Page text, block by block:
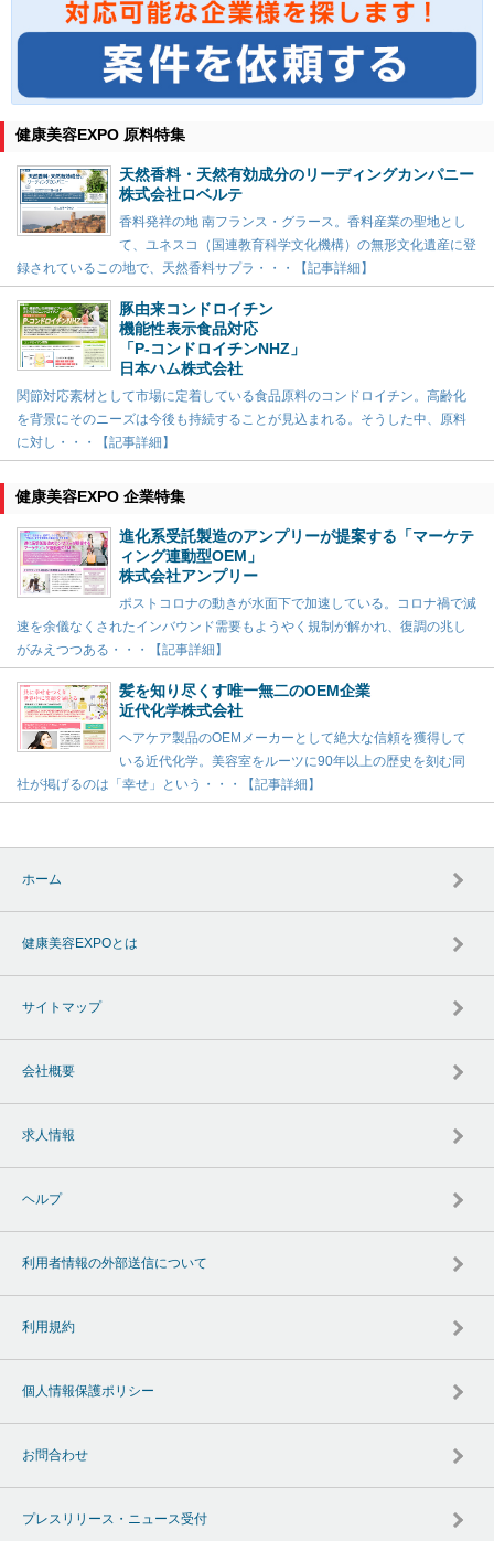
健康美容EXPO 原料特集
天然香料・天然有効成分のリーディングカンパニー
株式会社ロベルテ
香料発祥の地 南フランス・グラース。香料産業の聖地とし
て、ユネスコ（国連教育科学文化機構）の無形文化遺産に登
録されているこの地で、天然香料サプラ・・・【記事詳細】
豚由来コンドロイチン
機能性表示食品対応
「P-コンドロイチンNHZ」
日本ハム株式会社
関節対応素材として市場に定着している食品原料のコンドロイチン。高齢化
を背景にそのニーズは今後も持続することが見込まれる。そうした中、原料
に対し・・・【記事詳細】
健康美容EXPO 企業特集
進化系受託製造のアンプリーが提案する「マーケテ
ィング連動型OEM」
株式会社アンプリー
ポストコロナの動きが水面下で加速している。コロナ禍で減
速を余儀なくされたインバウンド需要もようやく規制が解かれ、復調の兆し
がみえつつある・・・【記事詳細】
髪を知り尽くす唯一無二のOEM企業
近代化学株式会社
ヘアケア製品のOEMメーカーとして絶大な信頼を獲得して
いる近代化学。美容室をルーツに90年以上の歴史を刻む同
社が掲げるのは「幸せ」という・・・【記事詳細】
ホーム
健康美容EXPOとは
サイトマップ
会社概要
求人情報
ヘルプ
利用者情報の外部送信について
利用規約
個人情報保護ポリシー
お問合わせ
プレスリリース・ニュース受付